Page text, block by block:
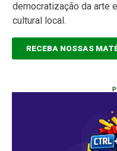
democratização da arte
cultural local.
RECEBA NOSSAS